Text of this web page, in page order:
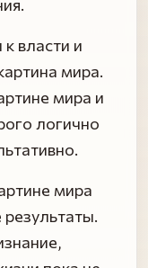
власти и
мира.
мира и
логично
мира